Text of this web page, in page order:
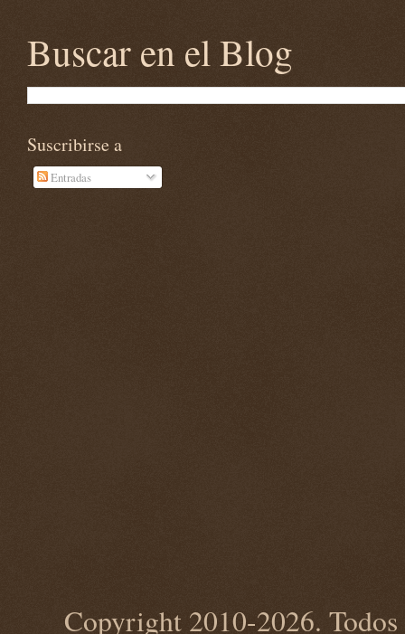
Buscar en el Blog
Suscribirse a
Entradas
Copyright 2010-2026. Todos